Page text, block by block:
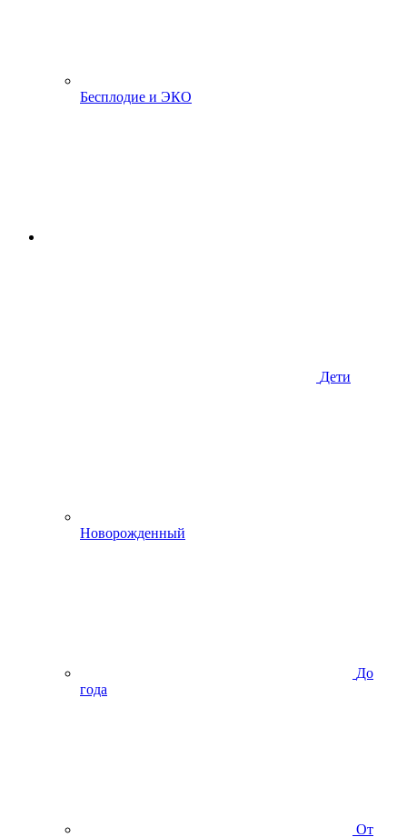
Бесплодие и ЭКО
Дети
Новорожденный
До
года
От